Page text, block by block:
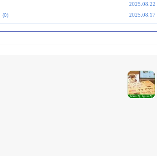
2025.08.22
(0) 2025.08.17